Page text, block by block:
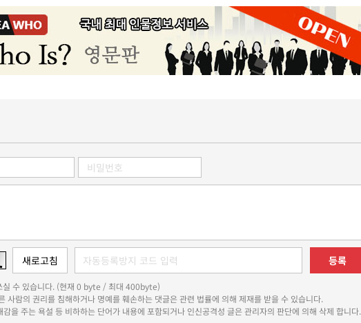
등록
실 수 있습니다. (현재 0 byte / 최대 400byte)
사람의 권리를 침해하거나 명예를 훼손하는 댓글은 관련 법률에 의해 제재를 받을 수 있습니다.
감을 주는 욕설 등 비하하는 단어가 내용에 포함되거나 인신공격성 글은 관리자의 판단에 의해 삭제 합니다.